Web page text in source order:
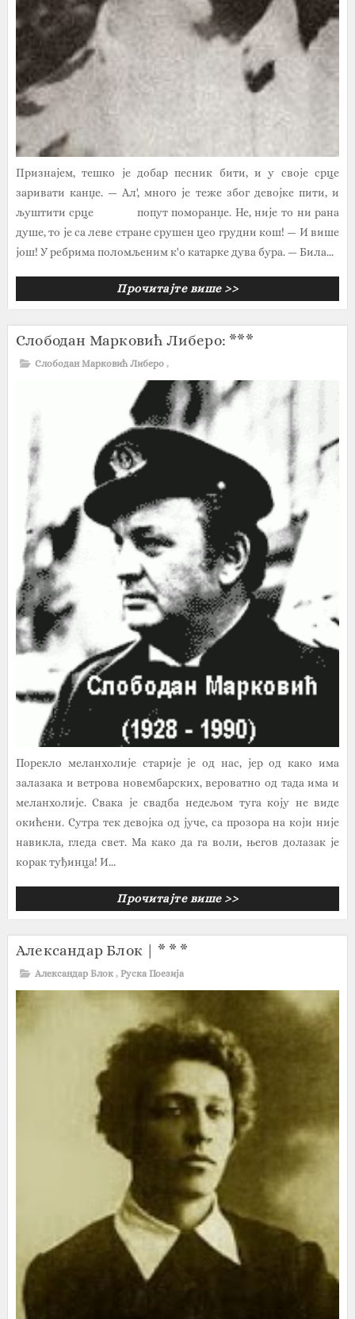
Признајем, тешко је добар песник бити, и у своје срце
заривати канџе. — Ал', много је теже због девојке пити, и
љуштити срце попут поморанџе. Не, није то ни рана
душе, то је са леве стране срушен цео грудни кош! — И више
још! У ребрима поломљеним к'о катарке дува бура. — Била...
Прочитајте више >>
Слободан Марковић Либеро: ***
Слободан Марковић Либеро ,
Порекло меланхолије старије је од нас, јер од како има
залазака и ветрова новембарских, вероватно од тада има и
меланхолије. Свака је свадба недељом туга коју не виде
окићени. Сутра тек девојка од јуче, са прозора на који није
навикла, гледа свет. Ма како да га воли, његов долазак је
корак туђинца! И...
Прочитајте више >>
Александар Блок | * * *
Александар Блок , Руска Поезија